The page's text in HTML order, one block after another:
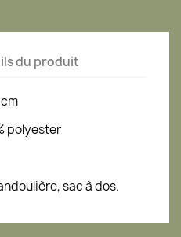
du produit
polyester
sac à dos.